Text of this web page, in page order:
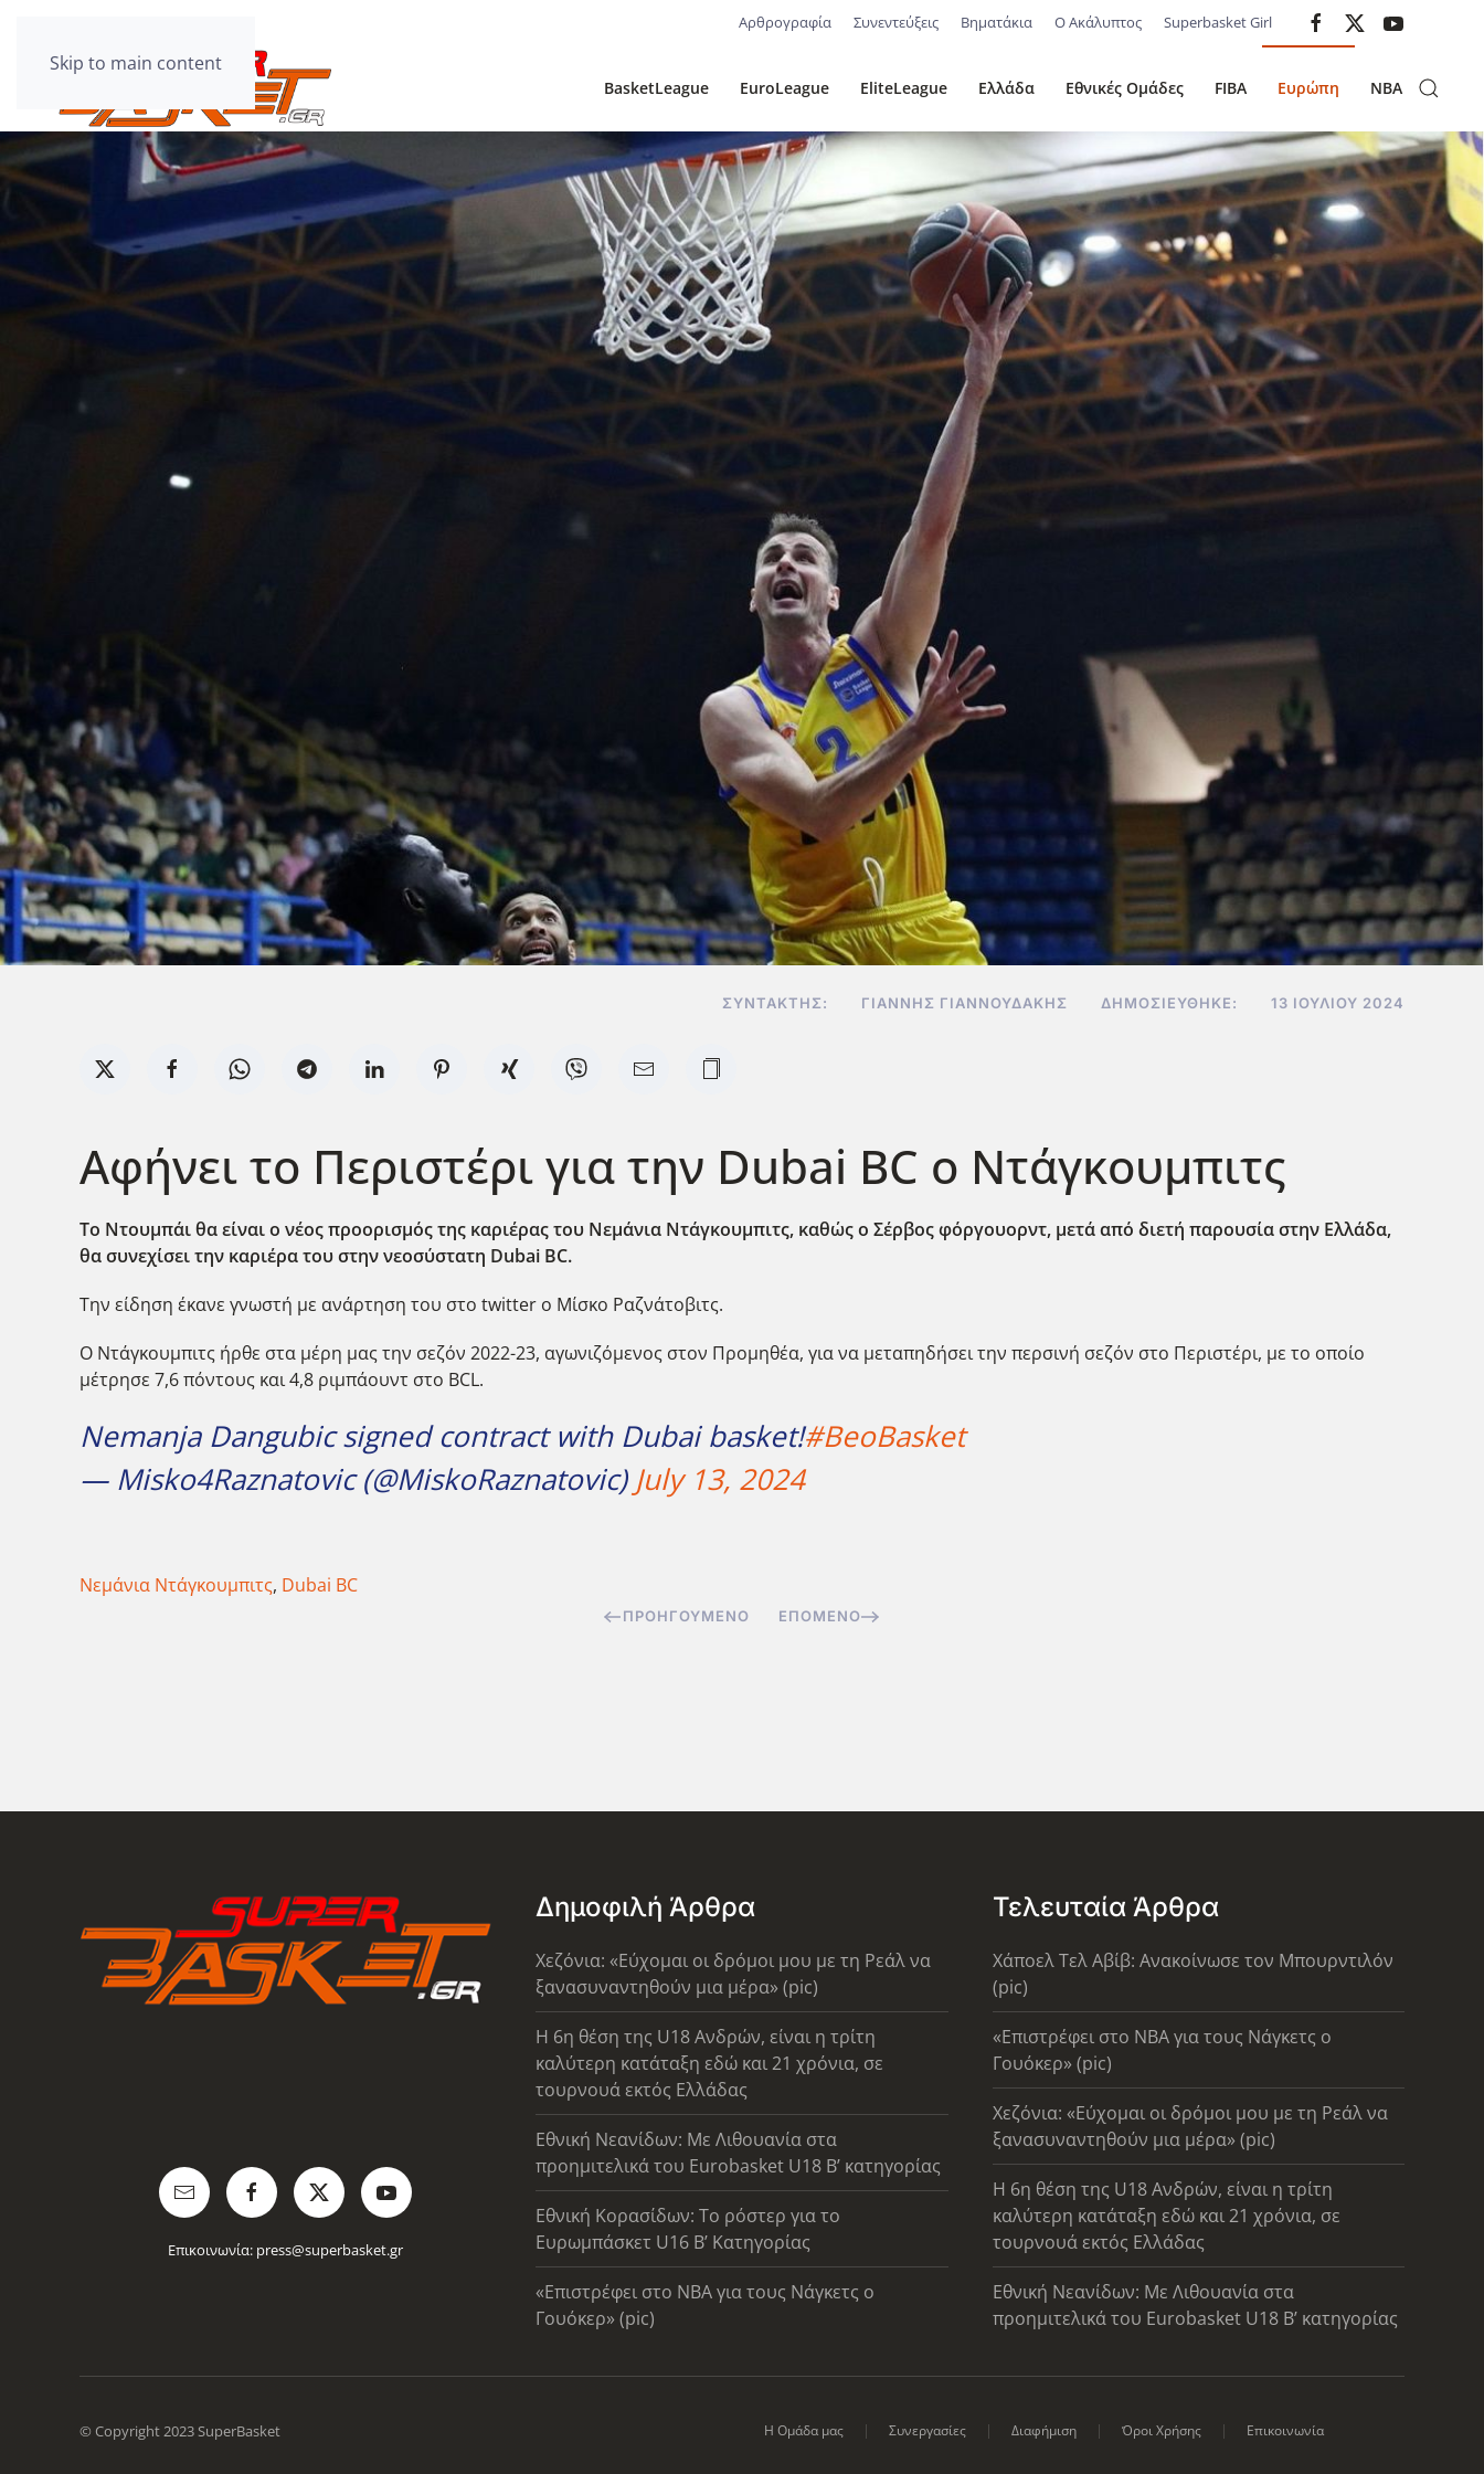
Skip to main content
Αρθρογραφία Συνεντεύξεις Βηματάκια Ο Ακάλυπτος Superbasket Girl
BasketLeague EuroLeague EliteLeague Ελλάδα Εθνικές Ομάδες FIBA Ευρώπη NBA
ΣΥΝΤΆΚΤΗΣ: ΓΙΆΝΝΗΣ ΓΙΑΝΝΟΥΔΆΚΗΣ ΔΗΜΟΣΙΕΎΘΗΚΕ: 13 ΙΟΥΛΊΟΥ 2024
Αφήνει το Περιστέρι για την Dubai BC ο Ντάγκουμπιτς
Το Ντουμπάι θα είναι ο νέος προορισμός της καριέρας του Νεμάνια Ντάγκουμπιτς, καθώς ο Σέρβος φόργουορντ, μετά από διετή παρουσία στην Ελλάδα,
θα συνεχίσει την καριέρα του στην νεοσύστατη Dubai BC.
Την είδηση έκανε γνωστή με ανάρτηση του στο twitter ο Μίσκο Ραζνάτοβιτς.
Ο Ντάγκουμπιτς ήρθε στα μέρη μας την σεζόν 2022-23, αγωνιζόμενος στον Προμηθέα, για να μεταπηδήσει την περσινή σεζόν στο Περιστέρι, με το οποίο
μέτρησε 7,6 πόντους και 4,8 ριμπάουντ στο BCL.
Nemanja Dangubic signed contract with Dubai basket!#BeoBasket
— Misko4Raznatovic (@MiskoRaznatovic) July 13, 2024
Νεμάνια Ντάγκουμπιτς, Dubai BC
ΠΡΟΗΓΟΎΜΕΝΟ ΕΠΌΜΕΝΟ
Επικοινωνία: press@superbasket.gr
Δημοφιλή Άρθρα
Χεζόνια: «Εύχομαι οι δρόμοι μου με τη Ρεάλ να
ξανασυναντηθούν μια μέρα» (pic)
Η 6η θέση της U18 Ανδρών, είναι η τρίτη
καλύτερη κατάταξη εδώ και 21 χρόνια, σε
τουρνουά εκτός Ελλάδας
Εθνική Νεανίδων: Με Λιθουανία στα
προημιτελικά του Eurobasket U18 Β’ κατηγορίας
Εθνική Κορασίδων: Το ρόστερ για το
Ευρωμπάσκετ U16 B’ Κατηγορίας
«Επιστρέφει στο ΝΒΑ για τους Νάγκετς ο
Γουόκερ» (pic)
Τελευταία Άρθρα
Χάποελ Τελ Αβίβ: Ανακοίνωσε τον Μπουρντιλόν
(pic)
«Επιστρέφει στο ΝΒΑ για τους Νάγκετς ο
Γουόκερ» (pic)
Χεζόνια: «Εύχομαι οι δρόμοι μου με τη Ρεάλ να
ξανασυναντηθούν μια μέρα» (pic)
Η 6η θέση της U18 Ανδρών, είναι η τρίτη
καλύτερη κατάταξη εδώ και 21 χρόνια, σε
τουρνουά εκτός Ελλάδας
Εθνική Νεανίδων: Με Λιθουανία στα
προημιτελικά του Eurobasket U18 Β’ κατηγορίας
© Copyright 2023 SuperBasket Η Ομάδα μας Συνεργασίες Διαφήμιση Όροι Χρήσης Επικοινωνία